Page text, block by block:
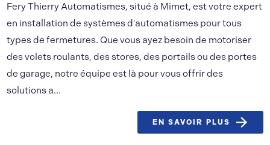
Fery Thierry Automatismes, situé à Mimet, est votre expert
en installation de systèmes d'automatismes pour tous
types de fermetures. Que vous ayez besoin de motoriser
des volets roulants, des stores, des portails ou des portes
de garage, notre équipe est là pour vous offrir des
solutions a...
EN SAVOIR PLUS